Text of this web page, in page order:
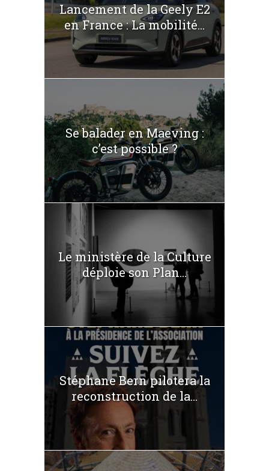
Lancement de la Geely E2
en France : La mobilité...
Se balader en Maeving :
c’est possible ?
Le ministère de la Culture
déploie son Plan...
Stéphane Bern pilotera la
reconstruction de la...